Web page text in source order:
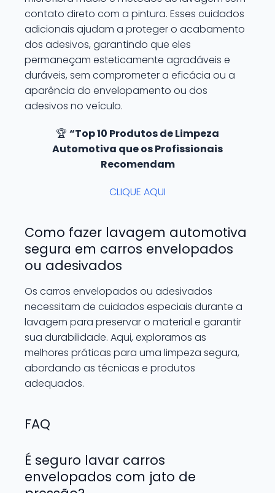
contato direto com a pintura. Esses cuidados
adicionais ajudam a proteger o acabamento
dos adesivos, garantindo que eles
permaneçam esteticamente agradáveis e
duráveis, sem comprometer a eficácia ou a
aparência do envelopamento ou dos
adesivos no veículo.
🏆 “Top 10 Produtos de Limpeza
Automotiva que os Profissionais
Recomendam
CLIQUE AQUI
Como fazer lavagem automotiva
segura em carros envelopados
ou adesivados
Os carros envelopados ou adesivados
necessitam de cuidados especiais durante a
lavagem para preservar o material e garantir
sua durabilidade. Aqui, exploramos as
melhores práticas para uma limpeza segura,
abordando as técnicas e produtos
adequados.
FAQ
É seguro lavar carros
envelopados com jato de